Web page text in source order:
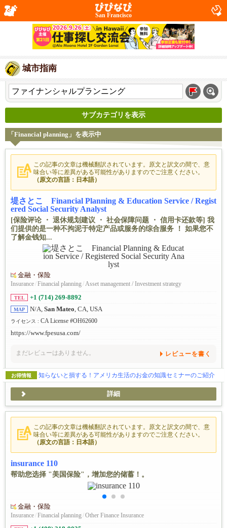
San Francisco
城市指南
サブカテゴリを表示
「Financial planning」を表示中
この記事の文章は機械翻訳されています。原文と訳文の間で、意
味合い等に差異がある可能性がありますのでご注意ください。
（原文の言語：日本語）
堤さとこ Financial Planning & Education Service / Regist
ered Social Security Analyst
[保险评论 ・ 退休规划建议 ・ 社会保障问题 ・ 信用卡还款等] 我
们提供的是一种不拘泥于特定产品或服务的综合服务 ！ 如果您不
了解金钱知...
金融・保险
Insurance/Financial planning/Asset management / Investment strategy
TEL +1 (714) 269-8892
MAP N/A, San Mateo, CA, USA
ライセンス : CA License #OH62600
https://www.fpesusa.com/
まだレビューはありません。 レビューを書く
お得情報 知らないと損する！アメリカ生活のお金の知識セミナーのご紹介
詳細
この記事の文章は機械翻訳されています。原文と訳文の間で、意
味合い等に差異がある可能性がありますのでご注意ください。
（原文の言語：日本語）
insurance 110
帮助您选择 "美国保险"，增加您的储蓄！。
金融・保险
Insurance/Financial planning/Other Finance Insurance